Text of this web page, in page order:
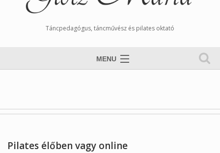
Táncpedagógus, táncművész és pilates oktató
MENU
Órarend
Pilates élőben vagy online